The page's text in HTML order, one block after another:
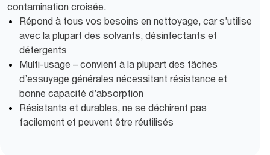
contamination croisée.
Répond à tous vos besoins en nettoyage, car s’utilise
avec la plupart des solvants, désinfectants et
détergents
Multi-usage – convient à la plupart des tâches
d’essuyage générales nécessitant résistance et
bonne capacité d’absorption
Résistants et durables, ne se déchirent pas
facilement et peuvent être réutilisés